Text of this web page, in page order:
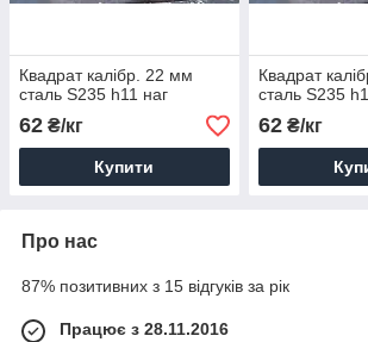
Квадрат калібр. 22 мм
сталь S235 h11 наг
62 ₴/кг
Купити
Квадрат
сталь S235
62₴/кг
Про нас
87% позитивних з 15 відгуків за рік
Працює з 28.11.2016